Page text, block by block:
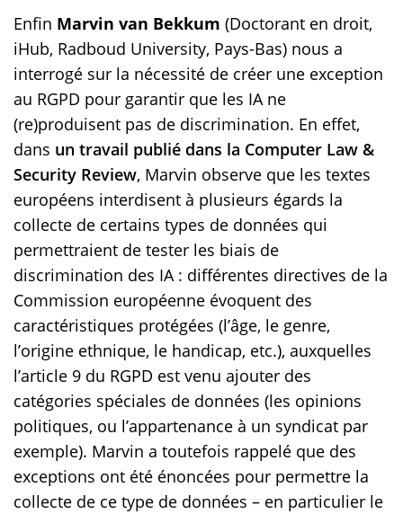
Enfin Marvin van Bekkum (Doctorant en droit,
iHub, Radboud University, Pays-Bas) nous a
interrogé sur la nécessité de créer une exception
au RGPD pour garantir que les IA ne
(re)produisent pas de discrimination. En effet,
dans un travail publié dans la Computer Law &
Security Review, Marvin observe que les textes
européens interdisent à plusieurs égards la
collecte de certains types de données qui
permettraient de tester les biais de
discrimination des IA : différentes directives de la
Commission européenne évoquent des
caractéristiques protégées (l’âge, le genre,
l’origine ethnique, le handicap, etc.), auxquelles
l’article 9 du RGPD est venu ajouter des
catégories spéciales de données (les opinions
politiques, ou l’appartenance à un syndicat par
exemple). Marvin a toutefois rappelé que des
exceptions ont été énoncées pour permettre la
collecte de ce type de données – en particulier le